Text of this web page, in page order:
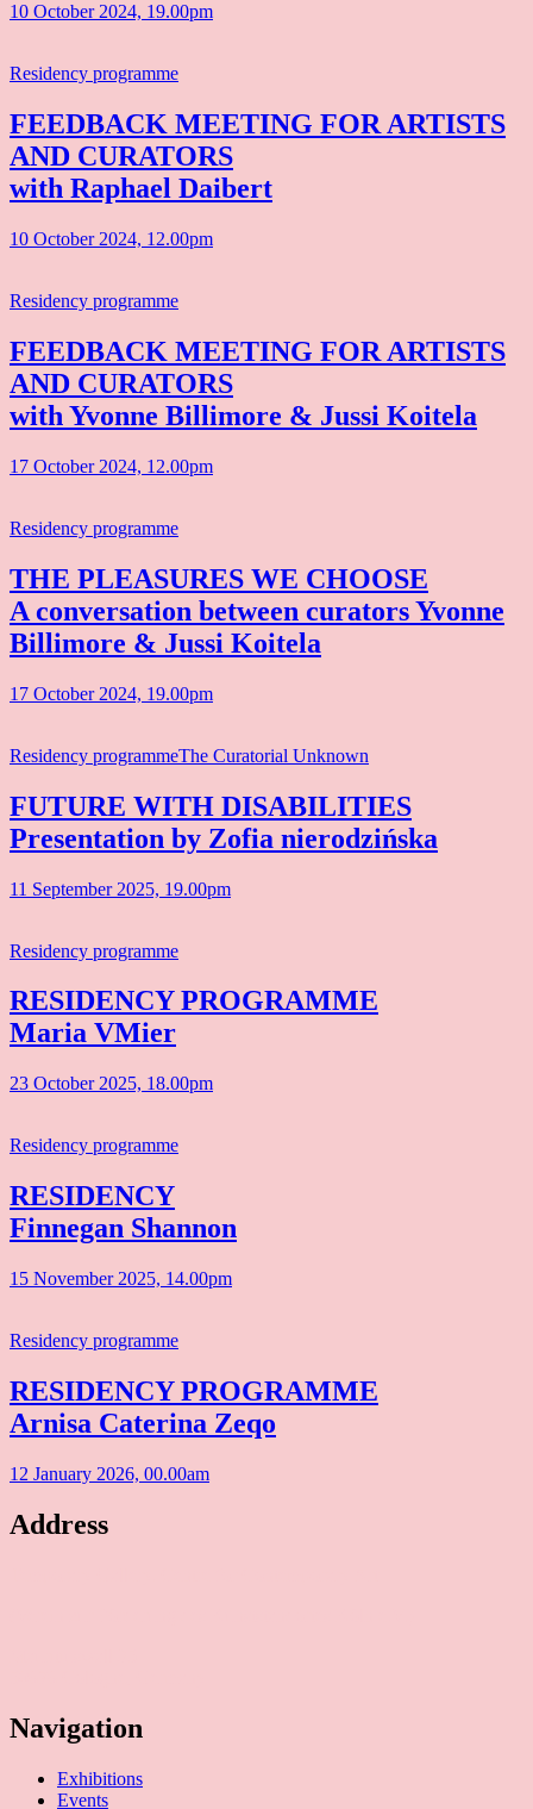
10 October 2024, 19.00pm
Residency programme
FEEDBACK MEETING FOR ARTISTS
AND CURATORS
with Raphael Daibert
10 October 2024, 12.00pm
Residency programme
FEEDBACK MEETING FOR ARTISTS
AND CURATORS
with Yvonne Billimore & Jussi Koitela
17 October 2024, 12.00pm
Residency programme
THE PLEASURES WE CHOOSE
A conversation between curators Yvonne
Billimore & Jussi Koitela
17 October 2024, 19.00pm
Residency programmeThe Curatorial Unknown
FUTURE WITH DISABILITIES
Presentation by Zofia nierodzińska
11 September 2025, 19.00pm
Residency programme
RESIDENCY PROGRAMME
Maria VMier
23 October 2025, 18.00pm
Residency programme
RESIDENCY
Finnegan Shannon
15 November 2025, 14.00pm
Residency programme
RESIDENCY PROGRAMME
Arnisa Caterina Zeqo
12 January 2026, 00.00am
Address
Navigation
Exhibitions
Events